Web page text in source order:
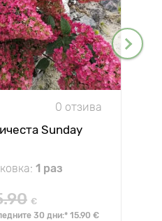
0 отзива
Sunday
1 раз
€
30 дни:* 15.90 €